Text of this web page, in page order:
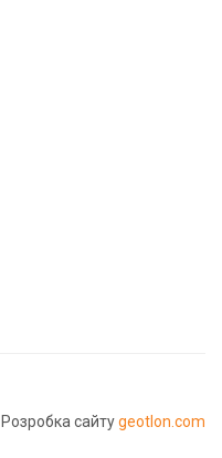
Розробка сайтуgeotlon.com